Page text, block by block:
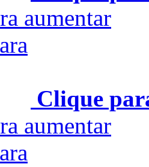
aumentar
Clique
aumentar